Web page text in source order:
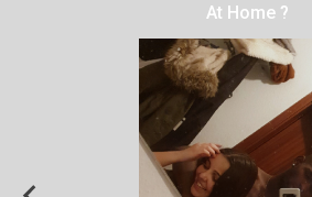
At Home ?